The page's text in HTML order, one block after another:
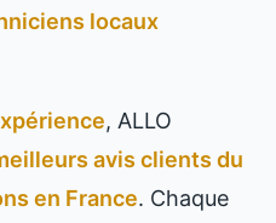
locaux
, ALLO
avis clients du
en France. Chaque